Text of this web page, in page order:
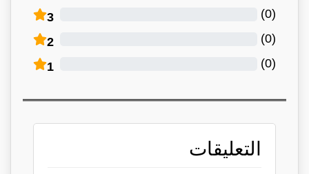
3 (
0
)
2 (
0
)
1 (
0
)
التعليقات